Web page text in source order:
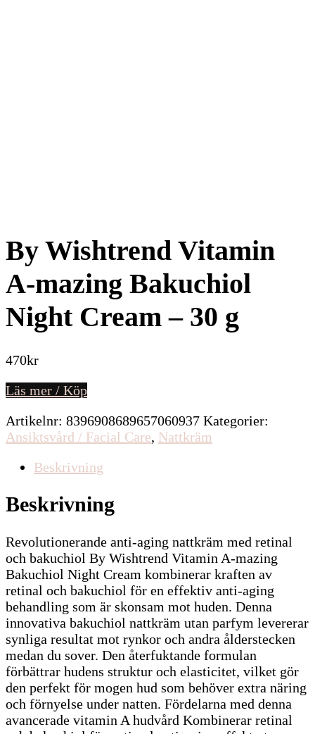
By Wishtrend Vitamin
A-mazing Bakuchiol
Night Cream – 30 g
470kr
Läs mer / Köp
Artikelnr: 8396908689657060937 Kategorier:
Ansiktsvård / Facial Care, Nattkräm
Beskrivning
Beskrivning
Revolutionerande anti-aging nattkräm med retinal
och bakuchiol By Wishtrend Vitamin A-mazing
Bakuchiol Night Cream kombinerar kraften av
retinal och bakuchiol för en effektiv anti-aging
behandling som är skonsam mot huden. Denna
innovativa bakuchiol nattkräm utan parfym levererar
synliga resultat mot rynkor och andra ålderstecken
medan du sover. Den återfuktande formulan
förbättrar hudens struktur och elasticitet, vilket gör
den perfekt för mogen hud som behöver extra näring
och förnyelse under natten. Fördelarna med denna
avancerade vitamin A hudvård Kombinerar retinal